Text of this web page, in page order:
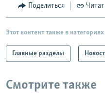
Поделиться
Этот контент также в категориях
Главные разделы
Смотрите также